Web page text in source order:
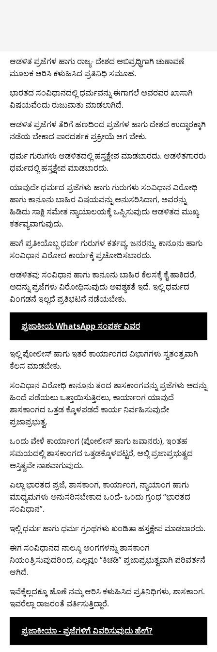
ಆಡಳಿತ ಪ್ರಜೆಗಳ ಹಾಗು ರಾಜ್ಯ- ದೇಶದ ಅಬಿವ್ರಧ್ಧಿಗಾಗಿ ಚುಣಾವಣೆ
ಮೂಲಕ ಆರಿಸಿ ಕಳುಹಿಸಿದ ಪ್ರತಿನಿಧಿ ಸಮೂಹ.
ಭಾರತದ ಸಂವಿಧಾನದಲ್ಲಿ ಧರ್ಮವನ್ನು ಈಗಾಗಲೆ ಅವರವರ ಖಾಸಾಗಿ
ವಿಷಯವೆಂದು ರುಜುವಾತು ಮಾಡಲಾಗಿದೆ.
ಆಡಳಿತ ಪ್ರಜೆಗಳ ತೆರಿಗೆ ಹಣದಿಂದ ಪ್ರಜೆಗಳ ಹಾಗು ದೇಶದ ಉದ್ಧಾರಕ್ಕಾಗಿ
ನಡೆಯ ಬೇಕಾದ ಪಾರದರ್ಶಕ ಪ್ರಕ್ರೀಯೆ ಆಗ ಬೇಕು.
ಧರ್ಮ ಗುರುಗಳು ಆಡಳಿತದಲ್ಲಿ ಹಸ್ತಕ್ಷೇಪ ಮಾಡಬಾರದು. ಆಡಳಿತಗಾರರು
ಧರ್ಮದಲ್ಲಿ ಹಸ್ತಕ್ಷೇಪ ಮಾಡಬಾರದು.
ಯಾವುದೇ ಧರ್ಮದ ಪ್ರಜೆಗಳು ಹಾಗು ಗುರುಗಳು ಸಂವಿಧಾನ ವಿರೋಧಿ
ಹಾಗು ಕಾನೂನು ಬಾಹಿರ ವಿಷಯವನ್ನು ಅನುಸರಿಸಿದಾಗ, ಅವರನ್ನು
ಹಿಡಿದು ಸಾಕ್ಷಿ ಸಮೇತ ನ್ಯಾಯಾಲಯಕ್ಕೆ ಒಪ್ಪಿಸುವುದು ಆಡಳಿತದ ಮುಖ್ಯ
ಕರ್ತವ್ಯವಾಗುವುದು.
ಹಾಗೆ ಪ್ರತೀಯೊಬ್ಬ ಧರ್ಮ ಗುರುಗಳ ಕರ್ತವ್ಯ, ಜನರನ್ನು, ಕಾನೂನು ಹಾಗು
ಸಂವಿಧಾನ ವಿರೋದ ಕಾರ್ಯಕ್ಕೆ ಪ್ರಚೋದಿಸಬಾರದು.
ಆಡಳಿತವು ಸಂವಿಧಾನ ಹಾಗು ಕಾನೂನು ಬಾಹಿರ ಕೆಲಸಕ್ಕೆ ಕೈ ಹಾಕಿದರೆ,
ಅದನ್ನು ಪ್ರಜೆಗಳು ವಿರೋಧಿಸುವುದು ಅವಶ್ಯಕತೆ ಇದೆ. ಇಲ್ಲಿ ಧರ್ಮದ
ವಿಂಗಡನೆ ಇಲ್ಲದೆ ಪ್ರತಿಭಟನೆ ನಡೆಯಬೇಕು.
ಪ್ರಜಾಕೀಯ WhatsApp ಸಂಪರ್ಕ ವಿವರ
ಇಲ್ಲಿ ಪೋಲೀಸ್ ಹಾಗು ಇತರೆ ಕಾರ್ಯಾಂಗದ ವಿಭಾಗಗಳು ಸ್ವತಂತ್ರವಾಗಿ
ಕೆಲಸ ಮಾಡಬೇಕು.
ಸಂವಿಧಾನ ವಿರೋಧಿ ಕಾನೂನು ತಂದ ಶಾಸಕಾಂಗವನ್ನು ಪ್ರಜೆಗಳು ಅದನ್ನು
ಹಿಂದೆ ಪಡೆಯಲು ಒತ್ತಾಯಿಸುತ್ತಿರಲು, ಕಾರ್ಯಾಂಗ ಯಾವುದೆ
ಶಾಸಕಾಂಗದ ಒತ್ತಡ ಕ್ಕೊಳಪಡದೆ ಕಾರ್ಯ ನಿರ್ವಹಿಸುವುದೇ
ಪ್ರಜಾಪ್ರಭುತ್ವ.
ಒಂದು ವೇಳೆ ಕಾರ್ಯಾಂಗ (ಪೋಲೀಸ್ ಹಾಗು ಜವಾನರು), ಇಂತಹ
ಸಮಯದಲ್ಲಿ ಶಾಸಕಾಂಗದ ಒತ್ತಡಕ್ಕೊಳಪಟ್ಟರೆ, ಅಲ್ಲಿ ಪ್ರಜಾಪ್ರಭುತ್ವದ
ಅಸ್ತಿತ್ವವೇ ನಾಶವಾಗುವುದು.
ಎಲ್ಲಾ ಭಾರತದ ಪ್ರಜೆ, ಶಾಸಕಾಂಗ, ಕಾರ್ಯಾಂಗ, ನ್ಯಾಯಾಂಗ ಹಾಗು
ಮಾಧ್ಯಮಗಳು ಅನುಸರಿಸಬೇಕಾದ ಒಂದೆ- ಒಂದು ಗ್ರಂಥ “ಭಾರತದ
ಸಂವಿಧಾನ”.
ಇಲ್ಲಿ ಧರ್ಮ ಹಾಗು ಧರ್ಮ ಗ್ರಂಥಗಳು ಖಂಡಿತಾ ಹಸ್ತಕ್ಷೇಪ ಮಾಡಬಾರದು.
ಈಗ ಸಂವಿಧಾನದ ನಾಲ್ಕೂ ಅಂಗಗಳನ್ನು ಶಾಸಕಾಂಗ
ನಿಯಂತ್ರಿಸುವುದರಿಂದ, ಎಲ್ಲವೂ “ಕಿಚಡಿ” ಪ್ರಜಾಪ್ರಭುತ್ವವಾಗಿ ಪರಿವರ್ತನೆ
ಆಗಿದೆ.
ಇವೆಕ್ಕೆಲ್ಲದಕ್ಕೂ ಹೊಣೆ ನಮ್ಮ ಆರಿಸಿ ಕಳುಹಿಸಿದ ಪ್ರತಿನಿಧಿಗಳು, ಶಾಸಕಾಂಗ.
ಇವರೆಲ್ಲಾ ರಾಜರಂತೆ ವರ್ತಿಸುತ್ತಿದ್ದಾರೆ.
ಪ್ರಜಾಕೀಯಾ - ಪ್ರಜೆಗಳಿಗೆ ವಿವರಿಸುವುದು ಹೇಗೆ?